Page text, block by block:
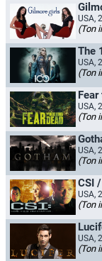
USA,
(Ton
The
USA,
(Ton
USA,
(Ton
USA,
(Ton
CSI
USA,
(Ton
USA,
(Ton